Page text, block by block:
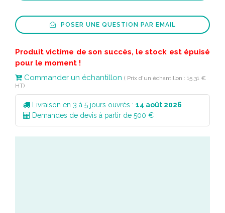
POSER UNE QUESTION PAR EMAIL
Produit victime de son succès, le stock est épuisé
pour le moment !
Commander un échantillon ( Prix d'un échantillon : 15,31 €
HT)
Livraison en 3 à 5 jours ouvrés : 14 août 2026
Demandes de devis à partir de 500 €